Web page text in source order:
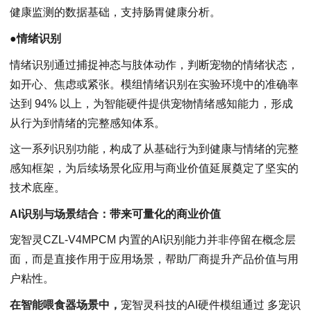
健康监测的数据基础，支持肠胃健康分析。
●情绪识别
情绪识别通过捕捉神态与肢体动作，判断宠物的情绪状态，
如开心、焦虑或紧张。模组情绪识别在实验环境中的准确率
达到 94% 以上，为智能硬件提供宠物情绪感知能力，形成
从行为到情绪的完整感知体系。
这一系列识别功能，构成了从基础行为到健康与情绪的完整
感知框架，为后续场景化应用与商业价值延展奠定了坚实的
技术底座。
AI识别与场景结合：带来可量化的商业价值
宠智灵CZL-V4MPCM 内置的AI识别能力并非停留在概念层
面，而是直接作用于应用场景，帮助厂商提升产品价值与用
户粘性。
在智能喂食器场景中， 宠智灵科技的AI硬件模组通过 多宠识